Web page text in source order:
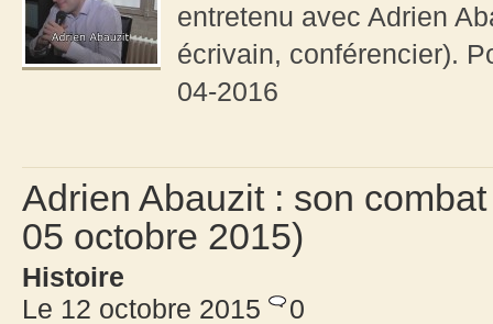
entretenu avec Adrien
écrivain, conférencier).
04-2016
Adrien Abauzit : son
05 octobre 2015)
Histoire
Le 12 octobre 2015
0